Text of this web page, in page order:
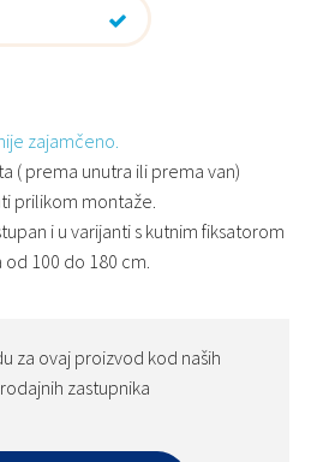
zajamčeno.
( prema unutra ili prema van)
prilikom montaže.
i u varijanti s kutnim fiksatorom
100 do 180 cm.
za ovaj proizvod kod naših
zastupnika